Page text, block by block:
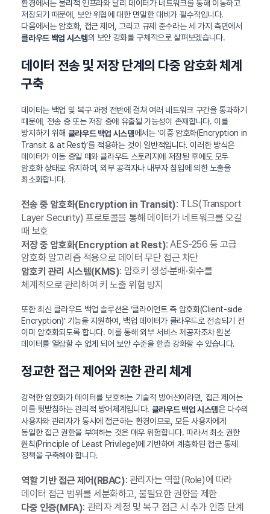
환경에서는 물리적 인프라와 달리 데이터가 네트워크를 통해 이동하고
저장되기 때문에, 보안 위협에 대한 면밀한 대비가 필수적입니다.
다음에서는 암호화, 접근 제어, 그리고 규제 준수라는 세 가지 측면에서
클라우드 백업 시스템의 보안 강화를 구체적으로 살펴보겠습니다.
데이터 전송 및 저장 단계의 다중 암호화 체계
구축
데이터는 백업 및 복구 과정 전반에 걸쳐 여러 네트워크 구간을 통과하기
때문에, 전송 중 또는 저장 중에 유출될 가능성이 존재합니다. 이를
방지하기 위해 클라우드 백업 시스템에서는 ‘이중 암호화(Encryption in
Transit & at Rest)’를 적용하는 것이 일반적입니다. 이러한 방식은
데이터가 이동 중일 때와 클라우드 스토리지에 저장된 후에도 모두
암호화 상태로 유지하여, 외부 공격자나 내부자 침입에 의한 노출을
최소화합니다.
전송 중 암호화(Encryption in Transit): TLS(Transport
Layer Security) 프로토콜을 통해 데이터가 네트워크를 오갈
때 보호
저장 중 암호화(Encryption at Rest): AES-256 등 고급
암호화 알고리즘 적용으로 데이터 무단 접근 차단
암호키 관리 시스템(KMS): 암호키 생성·분배·회수를
체계적으로 관리하여 키 노출 위험 방지
또한 최신 클라우드 백업 솔루션은 ‘클라이언트 측 암호화(Client-side
Encryption)’ 기능을 지원하여, 백업 데이터가 클라우드로 전송되기 전
이미 암호화되도록 합니다. 이를 통해 외부 서비스 제공자조차 원본
데이터를 열람할 수 없게 되어 보안 수준을 한층 강화할 수 있습니다.
정교한 접근 제어와 권한 관리 체계
강력한 암호화가 데이터를 보호하는 기술적 방어선이라면, 접근 제어는
이를 뒷받침하는 관리적 방어체계입니다. 클라우드 백업 시스템은 다수의
사용자와 관리자가 동시에 접근하는 환경이므로, 모든 사용자에게
동일한 접근 권한을 부여하는 것은 매우 위험합니다. 따라서 최소 권한
원칙(Principle of Least Privilege)에 기반하여 계층화된 접근 통제
정책을 구축해야 합니다.
역할 기반 접근 제어(RBAC): 관리자는 역할(Role)에 따라
데이터 접근 범위를 세분화하고, 불필요한 권한을 제한
다중 인증(MFA): 관리자 계정 및 복구 접근 시 추가 인증 단계